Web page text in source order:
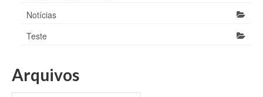
Notícias
Teste
Arquivos